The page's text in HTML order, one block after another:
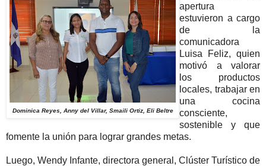
Dominica Reyes, Anny del Villar, Smaili Ortiz, Eli Beltre
apertura
estuvieron a cargo
de la
comunicadora
Luisa Feliz, quien
motivó a valorar
los productos
locales, trabajar en
una cocina
consciente,
sostenible y que
fomente la unión para lograr grandes metas.
Luego, Wendy Infante, directora general, Clúster Turístico de